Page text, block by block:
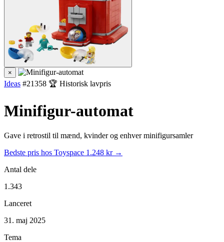
×
Ideas #21358 🏆 Historisk lavpris
Minifigur-automat
Gave i retrostil til mænd, kvinder og enhver minifigursamler
Bedste pris hos Toyspace 1.248 kr →
Antal dele
1.343
Lanceret
31. maj 2025
Tema